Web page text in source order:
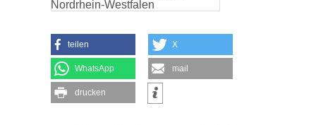
teilen X
WhatsApp mail
drucken